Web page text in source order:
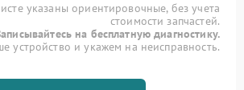
указаны ориентировочные, без учета
стоимости запчастей.
на бесплатную диагностику.
устройство и укажем на неисправность.